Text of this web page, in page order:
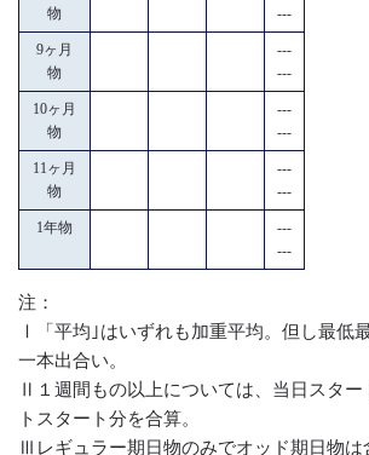
物
---
9ヶ月
物
---
---
10ヶ月
物
---
---
11ヶ月
物
---
---
1年物
---
---
注：
Ⅰ「平均｣はいずれも加重平均。但し最低
一本出合い。
Ⅱ１週間もの以上については、当日スター
トスタート分を合算。
Ⅲレギュラー期日物のみでオッド期日物は